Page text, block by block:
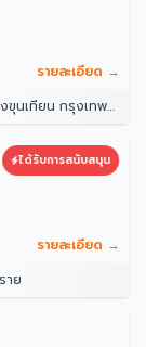
รายละเอียด →
งเทพมหานคร 10150
ได้รับการสนับสนุน
รายละเอียด →
าย